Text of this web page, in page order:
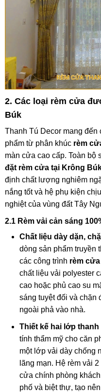
2. Các loại rèm cửa
Búk
Thanh Tú Decor mang đến
phẩm từ phân khúc rèm
màn cửa cao cấp. Toàn bộ
đặt rèm cửa tại Krông
định chất lượng nghiêm
nắng tốt và hệ phụ kiện
nghiệt của vùng đất Tây
2.1 Rèm vải cản sáng
Chất liệu dày dặn,
dòng sản phẩm truyền
các công trình rèm
chất liệu vải polyester
cao hoặc phủ cao su
sáng tuyệt đối và chặn
ngoài phả vào nhà.
Thiết kế hai lớp
tính thẩm mỹ cho căn
một lớp vải dày chống
lãng mạn. Hệ rèm vải
cửa chính phòng
phố và biệt thự, tạo